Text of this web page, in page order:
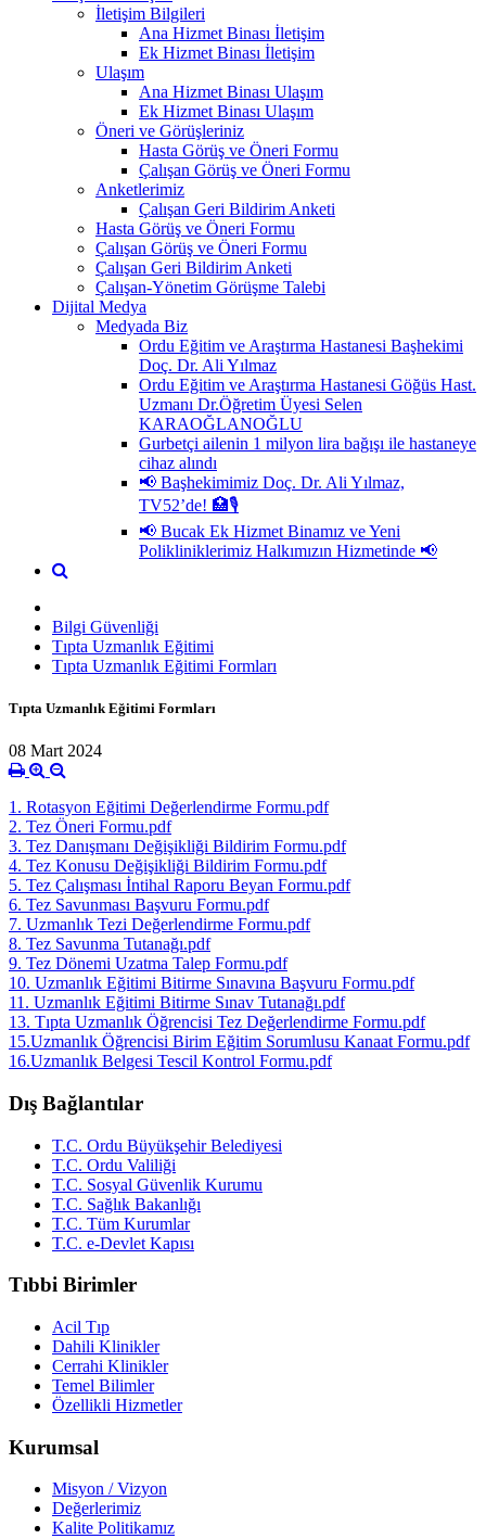
İletişim Bilgileri
Ana Hizmet Binası İletişim
Ek Hizmet Binası İletişim
Ulaşım
Ana Hizmet Binası Ulaşım
Ek Hizmet Binası Ulaşım
Öneri ve Görüşleriniz
Hasta Görüş ve Öneri Formu
Çalışan Görüş ve Öneri Formu
Anketlerimiz
Çalışan Geri Bildirim Anketi
Hasta Görüş ve Öneri Formu
Çalışan Görüş ve Öneri Formu
Çalışan Geri Bildirim Anketi
Çalışan-Yönetim Görüşme Talebi
Dijital Medya
Medyada Biz
Ordu Eğitim ve Araştırma Hastanesi Başhekimi
Doç. Dr. Ali Yılmaz
Ordu Eğitim ve Araştırma Hastanesi Göğüs Hast.
Uzmanı Dr.Öğretim Üyesi Selen
KARAOĞLANOĞLU
Gurbetçi ailenin 1 milyon lira bağışı ile hastaneye
cihaz alındı
📢 Başhekimimiz Doç. Dr. Ali Yılmaz,
TV52’de! 🏥🎙
📢 Bucak Ek Hizmet Binamız ve Yeni
Polikliniklerimiz Halkımızın Hizmetinde 📢
Bilgi Güvenliği
Tıpta Uzmanlık Eğitimi
Tıpta Uzmanlık Eğitimi Formları
Tıpta Uzmanlık Eğitimi Formları
08 Mart 2024
1. Rotasyon Eğitimi Değerlendirme Formu.pdf
2. Tez Öneri Formu.pdf
3. Tez Danışmanı Değişikliği Bildirim Formu.pdf
4. Tez Konusu Değişikliği Bildirim Formu.pdf
5. Tez Çalışması İntihal Raporu Beyan Formu.pdf
6. Tez Savunması Başvuru Formu.pdf
7. Uzmanlık Tezi Değerlendirme Formu.pdf
8. Tez Savunma Tutanağı.pdf
9. Tez Dönemi Uzatma Talep Formu.pdf
10. Uzmanlık Eğitimi Bitirme Sınavına Başvuru Formu.pdf
11. Uzmanlık Eğitimi Bitirme Sınav Tutanağı.pdf
13. Tıpta Uzmanlık Öğrencisi Tez Değerlendirme Formu.pdf
15.Uzmanlık Öğrencisi Birim Eğitim Sorumlusu Kanaat Formu.pdf
16.Uzmanlık Belgesi Tescil Kontrol Formu.pdf
Dış Bağlantılar
T.C. Ordu Büyükşehir Belediyesi
T.C. Ordu Valiliği
T.C. Sosyal Güvenlik Kurumu
T.C. Sağlık Bakanlığı
T.C. Tüm Kurumlar
T.C. e-Devlet Kapısı
Tıbbi Birimler
Acil Tıp
Dahili Klinikler
Cerrahi Klinikler
Temel Bilimler
Özellikli Hizmetler
Kurumsal
Misyon / Vizyon
Değerlerimiz
Kalite Politikamız